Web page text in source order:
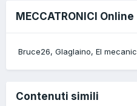
MECCATRONICI Online
Bruce26 Glaglaino El mecanic
Contenuti simili